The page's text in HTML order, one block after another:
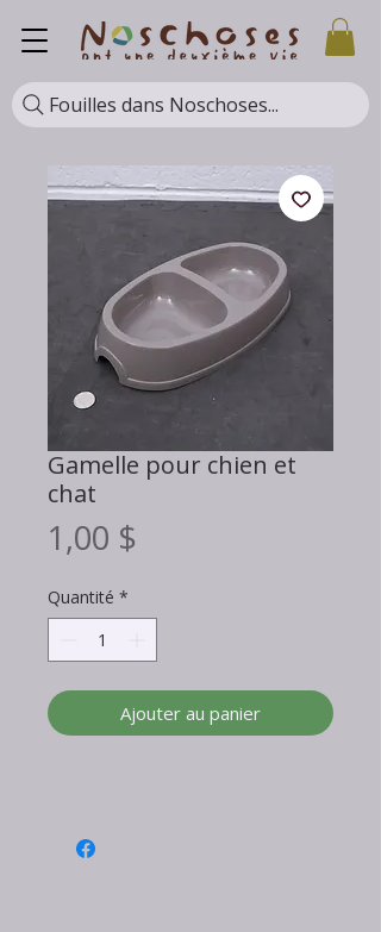
Fouilles dans Noschoses...
Gamelle pour chien et
chat
1,00 $
Quantité *
Ajouter au panier